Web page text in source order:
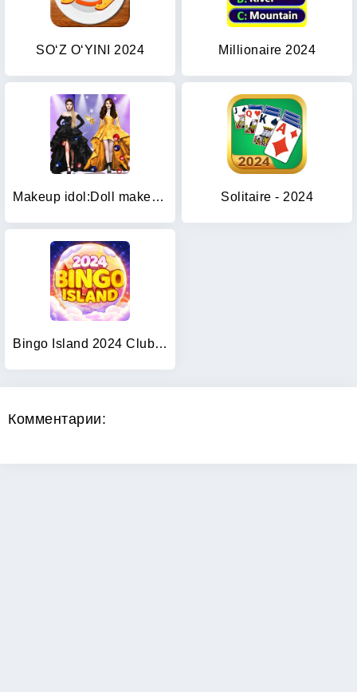
SO‘Z O‘YINI 2024 Millionaire 2024
Makeup idol:Doll makeover 2024 Solitaire - 2024
Bingo Island 2024 Club Bingo
Комментарии: